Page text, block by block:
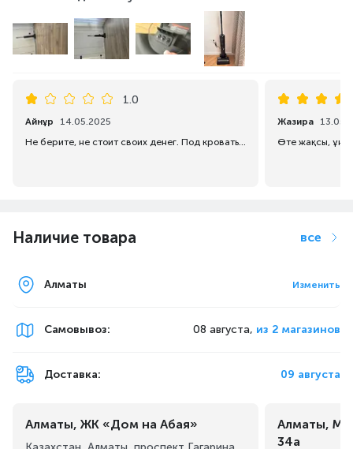
1.0
Айнұр
14.05.2025
Не берите, не стоит своих денег. Под кроватью невозможно убрать, так как не помещается. Ковры не пылесосит. Просто для того, что мыть полы в пустом помещении.
Жазира
Наличие товара все
Алматы Изменить
Самовывоз: 08 августа, из 2 магазинов
Доставка: 09 августа
Алматы, ЖК «Дом на Абая»
Алматы,
34а